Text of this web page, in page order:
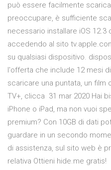
può essere facilmente
preoccupare, è sufficiente
necessario installare iOS 12.3
accedendo al sito
su qualsiasi dispositivo.
l'offerta che include 12 mesi
scaricare una puntata, un film
TV+, clicca 31 mar 2020 Hai
iPhone o iPad, ma non vuoi
premium? Con 10GB di dati
guardare in un secondo
di assistenza, sul sito web è
relativa Ottieni hide.me gratis!